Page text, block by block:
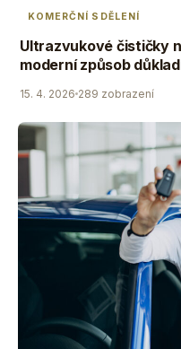
KOMERČNÍ SDĚLENÍ
Ultrazvukové čističky
moderní způsob
15. 4. 2026 289 zobrazení